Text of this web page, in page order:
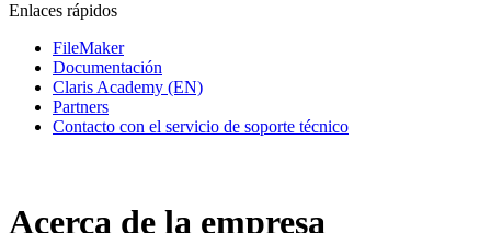
Enlaces rápidos
FileMaker
Documentación
Claris Academy (EN)
Partners
Contacto con el servicio de soporte técnico
Acerca de la empresa